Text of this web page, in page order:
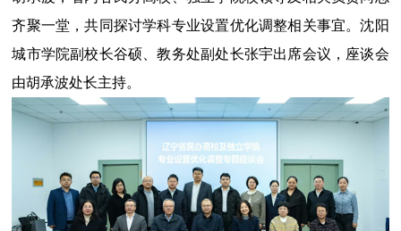
齐聚一堂，共同探讨学科专业设置优化调整相关事宜。沈阳
城市学院副校长谷硕、教务处副处长张宇出席会议，座谈会
由胡承波处长主持。